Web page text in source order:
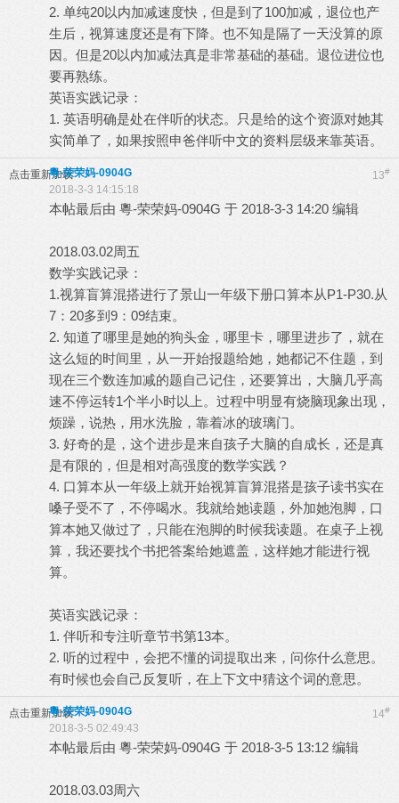
2. 单纯20以内加减速度快，但是到了100加减，退位也产
生后，视算速度还是有下降。也不知是隔了一天没算的原
因。但是20以内加减法真是非常基础的基础。退位进位也
要再熟练。
英语实践记录：
1. 英语明确是处在伴听的状态。只是给的这个资源对她其
实简单了，如果按照申爸伴听中文的资料层级来靠英语。
点击重新加载 13#
粵-荣荣妈-0904G
2018-3-3 14:15:18
本帖最后由 粵-荣荣妈-0904G 于 2018-3-3 14:20 编辑
2018.03.02周五
数学实践记录：
1.视算盲算混搭进行了景山一年级下册口算本从P1-P30.从
7：20多到9：09结束。
2. 知道了哪里是她的狗头金，哪里卡，哪里进步了，就在
这么短的时间里，从一开始报题给她，她都记不住题，到
现在三个数连加减的题自己记住，还要算出，大脑几乎高
速不停运转1个半小时以上。过程中明显有烧脑现象出现，
烦躁，说热，用水洗脸，靠着冰的玻璃门。
3. 好奇的是，这个进步是来自孩子大脑的自成长，还是真
是有限的，但是相对高强度的数学实践？
4. 口算本从一年级上就开始视算盲算混搭是孩子读书实在
嗓子受不了，不停喝水。我就给她读题，外加她泡脚，口
算本她又做过了，只能在泡脚的时候我读题。在桌子上视
算，我还要找个书把答案给她遮盖，这样她才能进行视
算。
英语实践记录：
1. 伴听和专注听章节书第13本。
2. 听的过程中，会把不懂的词提取出来，问你什么意思。
有时候也会自己反复听，在上下文中猜这个词的意思。
点击重新加载 14#
粵-荣荣妈-0904G
2018-3-5 02:49:43
本帖最后由 粵-荣荣妈-0904G 于 2018-3-5 13:12 编辑
2018.03.03周六